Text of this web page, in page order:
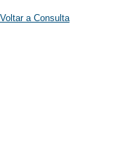
Voltar a Consulta